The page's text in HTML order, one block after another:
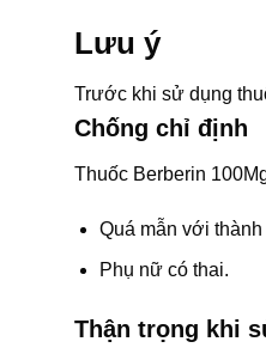
Lưu ý
Trước khi sử dụng
Chống chỉ định
Thuốc Berberin
Quá mẫn với
Phụ nữ có thai.
Thận trọng khi